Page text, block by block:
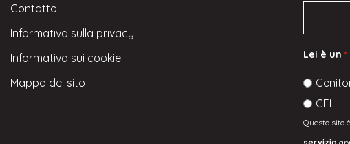
Contatto
Informativa sulla privacy
Informativa sui cookie
Mappa del sito
Lei è un *
CEI
Questo sito